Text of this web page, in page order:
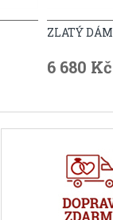
ZLATÝ
6 680 Kč